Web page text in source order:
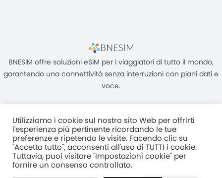
BNESIM offre soluzioni eSIM per i viaggiatori di tutto il mondo,
garantendo una connettività senza interruzioni con piani dati e
voce.
Unità C, 8/F, King Palace Plaza, NO:55 King Yip Street, Kwun Tong,
Kowloon, HONG KONG
2017–2025 BNESIM LIMITED Tutti i diritti riservati
Utilizziamo i cookie sul nostro sito Web per offrirti
l'esperienza più pertinente ricordando le tue
preferenze e ripetendo le visite. Facendo clic su
"Accetta tutto", acconsenti all'uso di TUTTI i cookie.
Tuttavia, puoi visitare "Impostazioni cookie" per
fornire un consenso controllato.